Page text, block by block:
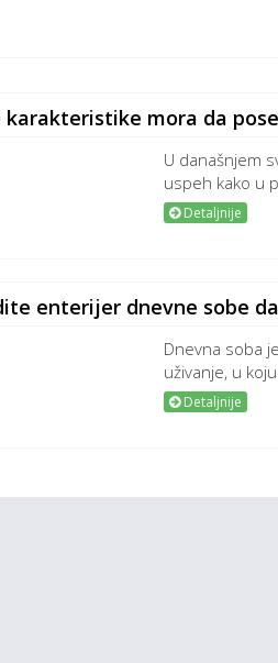
karakteristike mora da
U današnjem
uspeh kako u
Detaljnije
enterijer dnevne sobe
Dnevna soba
uživanje, u
Detaljnije